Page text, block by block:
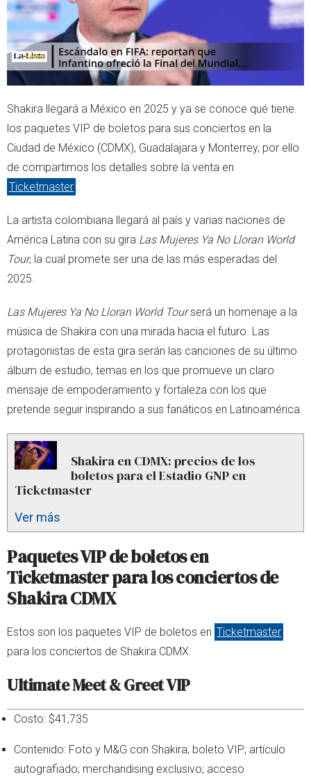
Shakira llegará a México en 2025 y ya se conoce qué tiene.
los paquetes VIP de boletos para sus conciertos en la
Ciudad de México (CDMX), Guadalajara y Monterrey, por ello
de compartimos los detalles sobre la venta en
Ticketmaster
La artista colombiana llegará al país y varias naciones de
América Latina con su gira Las Mujeres Ya No Lloran World
Tour, la cual promete ser una de las más esperadas del
2025.
Las Mujeres Ya No Lloran World Tourserá un homenaje a la
música de Shakira con una mirada hacia el futuro. Las
protagonistas de esta gira serán las canciones de su último
álbum de estudio, temas en los que promueve un claro
mensaje de empoderamiento y fortaleza con los que
pretende seguir inspirando a sus fanáticos en Latinoamérica.
Shakira en CDMX: precios de los
boletos para el Estadio GNP en
Ticketmaster
Ver más
Paquetes VIP de boletos en
Ticketmaster para los conciertos de
Shakira CDMX
Estos son los paquetes VIP de boletos en Ticketmaster
para los conciertos de Shakira CDMX:
Ultimate Meet & Greet VIP
Costo: $41,735
Contenido: Foto y M&G con Shakira; boleto VIP; artículo
autografiado; merchandising exclusivo; acceso